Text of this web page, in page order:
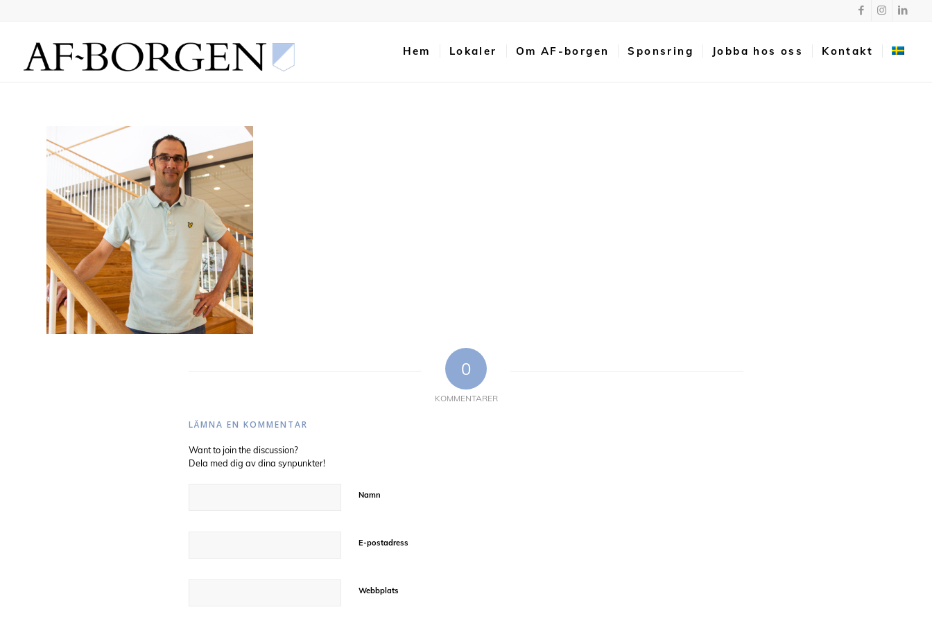
Hem Lokaler Om AF-borgen Sponsring Jobba hos oss Kontakt
0
KOMMENTARER
LÄMNA EN KOMMENTAR
Want to join the discussion?
Dela med dig av dina synpunkter!
Namn
E-postadress
Webbplats